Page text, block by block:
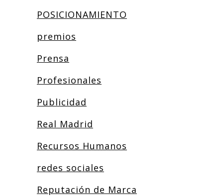
POSICIONAMIENTO
premios
Prensa
Profesionales
Publicidad
Real Madrid
Recursos Humanos
redes sociales
Reputación de Marca